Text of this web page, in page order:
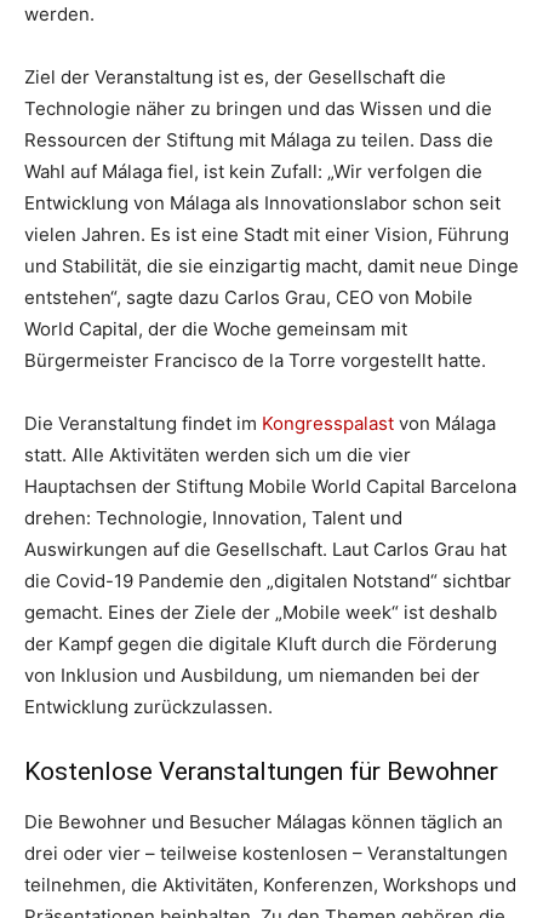
werden.
Ziel der Veranstaltung ist es, der Gesellschaft die
Technologie näher zu bringen und das Wissen und die
Ressourcen der Stiftung mit Málaga zu teilen. Dass die
Wahl auf Málaga fiel, ist kein Zufall: „Wir verfolgen die
Entwicklung von Málaga als Innovationslabor schon seit
vielen Jahren. Es ist eine Stadt mit einer Vision, Führung
und Stabilität, die sie einzigartig macht, damit neue Dinge
entstehen“, sagte dazu Carlos Grau, CEO von Mobile
World Capital, der die Woche gemeinsam mit
Bürgermeister Francisco de la Torre vorgestellt hatte.
Die Veranstaltung findet im Kongresspalast von Málaga
statt. Alle Aktivitäten werden sich um die vier
Hauptachsen der Stiftung Mobile World Capital Barcelona
drehen: Technologie, Innovation, Talent und
Auswirkungen auf die Gesellschaft. Laut Carlos Grau hat
die Covid-19 Pandemie den „digitalen Notstand“ sichtbar
gemacht. Eines der Ziele der „Mobile week“ ist deshalb
der Kampf gegen die digitale Kluft durch die Förderung
von Inklusion und Ausbildung, um niemanden bei der
Entwicklung zurückzulassen.
Kostenlose Veranstaltungen für Bewohner
Die Bewohner und Besucher Málagas können täglich an
drei oder vier – teilweise kostenlosen – Veranstaltungen
teilnehmen, die Aktivitäten, Konferenzen, Workshops und